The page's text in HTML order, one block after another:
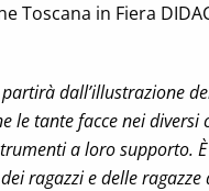
Toscana in Fiera
dall’illustrazione
le tante facce nei diversi
a loro supporto. È
ragazzi e delle ragazze